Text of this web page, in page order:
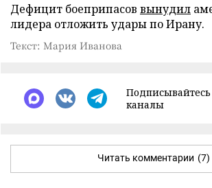
Дефицит боеприпасов вынудил
лидера отложить удары по Ирану.
Текст: Мария Иванова
каналы
Читать комментарии (7)